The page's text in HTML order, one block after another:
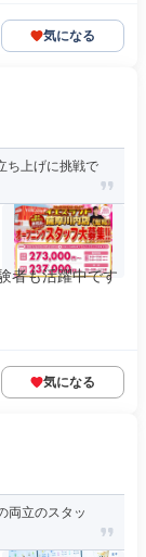
気になる
ち上げに挑戦で
者も活躍中です
気になる
両立のスタッ